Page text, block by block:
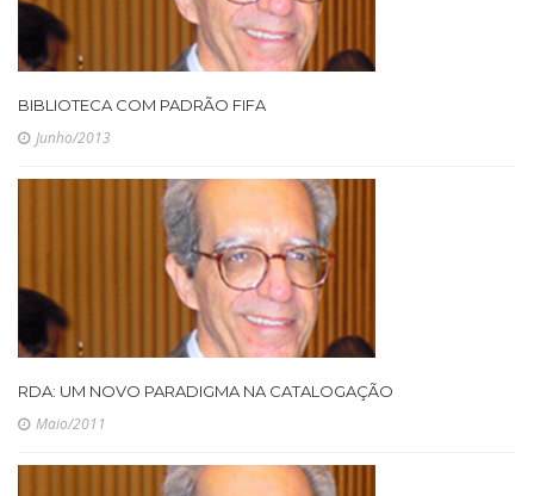
BIBLIOTECA COM PADRÃO FIFA
Junho/2013
RDA: UM NOVO PARADIGMA NA CATALOGAÇÃO
Maio/2011